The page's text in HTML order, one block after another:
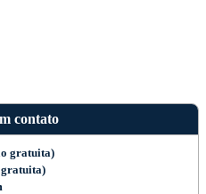
contato
gratuita)
gratuita)